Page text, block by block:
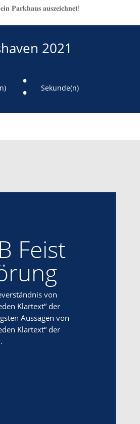
𝐏𝐚𝐫𝐤𝐡𝐚𝐮𝐬 𝐚𝐮𝐬𝐳𝐞𝐢𝐜𝐡𝐧𝐞𝐭!
2021
: Sekunde(n)
Feist
von
Klartext“ der
Aussagen von
Klartext“ der